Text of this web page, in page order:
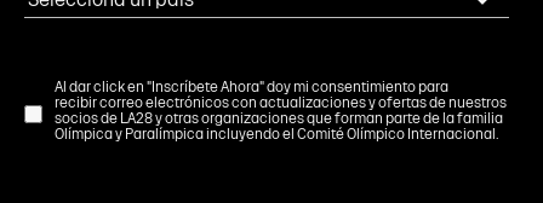
Al dar click en "Inscríbete Ahora" doy mi consentimiento para
recibir correo electrónicos con actualizaciones y ofertas de nuestros
socios de LA28 y otras organizaciones que forman parte de la familia
Olímpica y Paralímpica incluyendo el Comité Olímpico Internacional.